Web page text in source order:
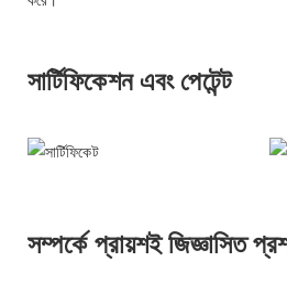
সার্টিফিকেশন এবং পেটেন্ট
সম্পর্কে প্রায়শই জিজ্ঞাসিত